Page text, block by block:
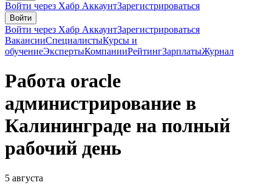
Войти через Хабр АккаунтЗарегистрироваться
Войти
Войти через Хабр АккаунтЗарегистрироваться
ВакансииСпециалистыКурсы и
обучениеЭкспертыКомпанииРейтингЗарплатыЖурнал
Работа oracle
администрирование в
Калининграде на полный
рабочий день
5 августа